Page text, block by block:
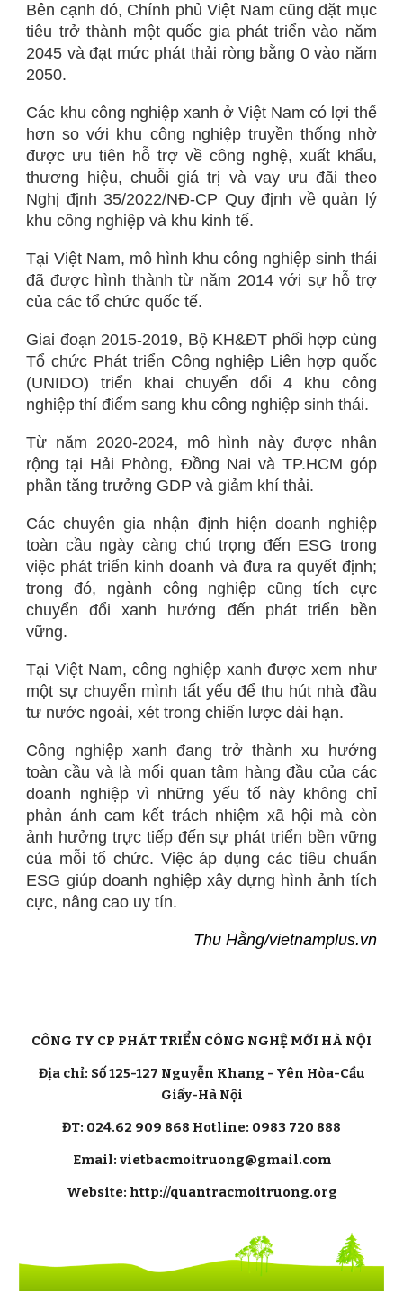
Bên cạnh đó, Chính phủ Việt Nam cũng đặt mục
tiêu trở thành một quốc gia phát triển vào năm
2045 và đạt mức phát thải ròng bằng 0 vào năm
2050.
Các khu công nghiệp xanh ở Việt Nam có lợi thế
hơn so với khu công nghiệp truyền thống nhờ
được ưu tiên hỗ trợ về công nghệ, xuất khẩu,
thương hiệu, chuỗi giá trị và vay ưu đãi theo
Nghị định 35/2022/NĐ-CP Quy định về quản lý
khu công nghiệp và khu kinh tế.
Tại Việt Nam, mô hình khu công nghiệp sinh thái
đã được hình thành từ năm 2014 với sự hỗ trợ
của các tổ chức quốc tế.
Giai đoạn 2015-2019, Bộ KH&ĐT phối hợp cùng
Tổ chức Phát triển Công nghiệp Liên hợp quốc
(UNIDO) triển khai chuyển đổi 4 khu công
nghiệp thí điểm sang khu công nghiệp sinh thái.
Từ năm 2020-2024, mô hình này được nhân
rộng tại Hải Phòng, Đồng Nai và TP.HCM góp
phần tăng trưởng GDP và giảm khí thải.
Các chuyên gia nhận định hiện doanh nghiệp
toàn cầu ngày càng chú trọng đến ESG trong
việc phát triển kinh doanh và đưa ra quyết định;
trong đó, ngành công nghiệp cũng tích cực
chuyển đổi xanh hướng đến phát triển bền
vững.
Tại Việt Nam, công nghiệp xanh được xem như
một sự chuyển mình tất yếu để thu hút nhà đầu
tư nước ngoài, xét trong chiến lược dài hạn.
Công nghiệp xanh đang trở thành xu hướng
toàn cầu và là mối quan tâm hàng đầu của các
doanh nghiệp vì những yếu tố này không chỉ
phản ánh cam kết trách nhiệm xã hội mà còn
ảnh hưởng trực tiếp đến sự phát triển bền vững
của mỗi tổ chức. Việc áp dụng các tiêu chuẩn
ESG giúp doanh nghiệp xây dựng hình ảnh tích
cực, nâng cao uy tín.
Thu Hằng/vietnamplus.vn
CÔNG TY CP PHÁT TRIỂN CÔNG NGHỆ MỚI HÀ NỘI
Địa chỉ: Số 125-127 Nguyễn Khang - Yên Hòa-Cầu
Giấy-Hà Nội
ĐT: 024.62 909 868 Hotline: 0983 720 888
Email: vietbacmoitruong@gmail.com
Website: http://quantracmoitruong.org